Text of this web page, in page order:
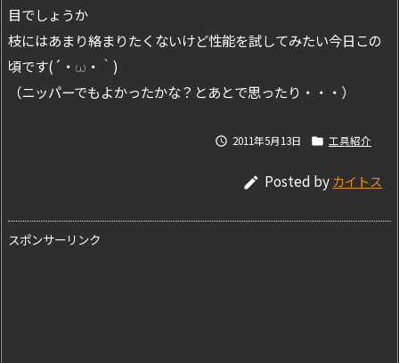
目でしょうか
枝にはあまり絡まりたくないけど性能を試してみたい今日この
頃です(´・ω・｀)
（ニッパーでもよかったかな？とあとで思ったり・・・）
 2011年5月13日  工具紹介
 Posted byカイトス
スポンサーリンク